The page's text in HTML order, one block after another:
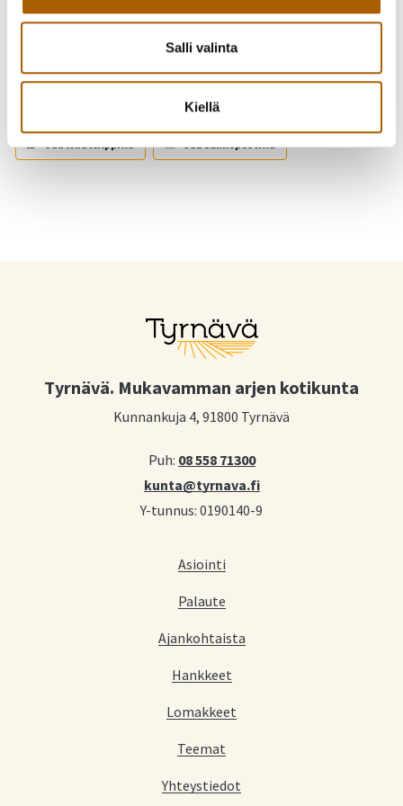
Salli valinta
Kiellä
Jaa Twitterissä
Jaa WhatsAppilla Jaa sähköpostilla
Tyrnävä. Mukavamman arjen kotikunta
Kunnankuja 4, 91800 Tyrnävä
Puh: 08 558 71300
kunta@tyrnava.fi
Y-tunnus: 0190140-9
Asiointi
Palaute
Ajankohtaista
Hankkeet
Lomakkeet
Teemat
Yhteystiedot